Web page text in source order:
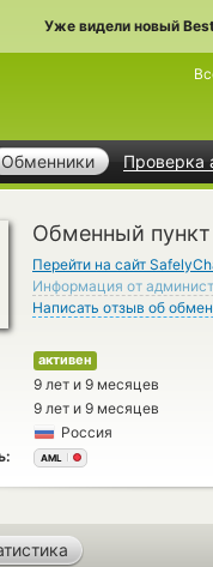
Уже видели новый
Обменники Проверка
Обменный
Перейти на сайт
Информация от
Написать отзыв об
активен
9 лет и 9 месяцев
9 лет и 9 месяцев
Россия
AML